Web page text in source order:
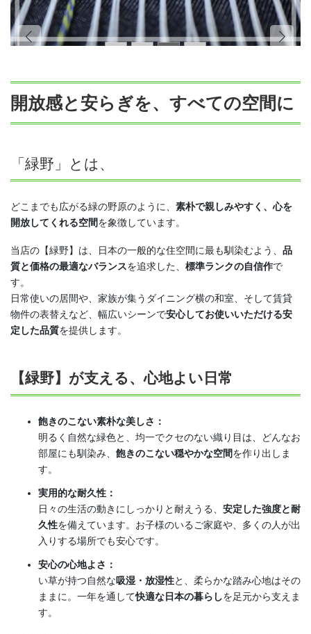
開放感と安らぎを、すべての空間に
「緑野」とは、
どこまでも広がる緑の野原のように、 素朴で親しみやすく、心を
開放してくれる空間を象徴しています。
当店の【緑野】は、日本の一般的な住空間に最も馴染むよう、 品
質と価格の最適なバランスを追求した、 標準ランクの自信作で
す。
日常使いの居間や、家族が集うダイニング横の和室、そして賃貸
物件の表替えなど、幅広いシーンで安心してお使いいただける安
定した品質を提供します。
【緑野】が支える、心地よい日常
飽きのこない素朴な美しさ：
明るく自然な緑色と、均一でクセのない織り目は、どんなお
部屋にも馴染み、 飽きのこない穏やかな空間を作り出しま
す。
実用的な耐久性：
日々の生活の動きにしっかりと耐えうる、 安定した強度と耐
久性を備えています。お子様のいるご家庭や、多くの人が出
入りする場所でも安心です。
安心の心地よさ：
い草が持つ自然な吸湿・放湿性と、柔らかな踏み心地はその
ままに。一年を通して快適な日本の暮らしを足元から支えま
す。